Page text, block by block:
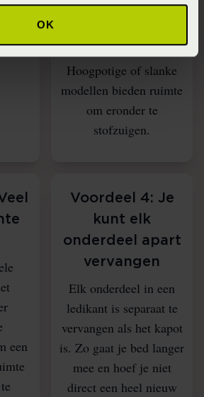
OK
met
eenvoudig met een
doek af te nemen.
Hoogpotige of slanke
modellen bieden ruimte
om eronder te
stofzuigen.
een
Voordeel 4: Je
kunt elk
onderdeel apart
vervangen
Elk onderdeel in een
ledikant is separaat te
vervangen als het kapot
is. Zo gaat je bed langer
mee en hoef je niet
direct een heel nieuw